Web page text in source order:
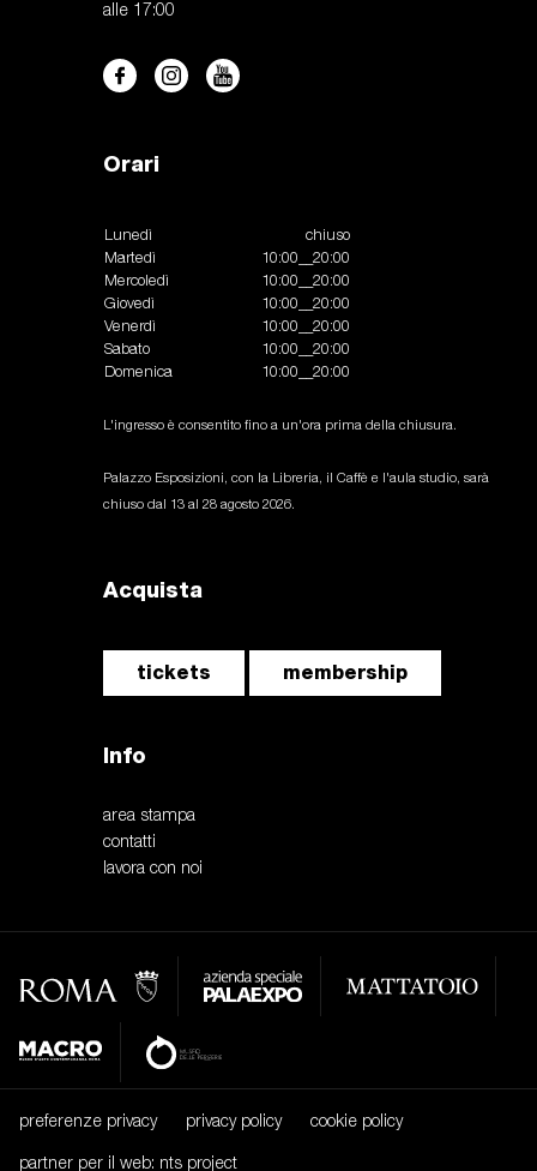
alle 17:00
Orari
Lunedì
chiuso
Martedì
10:00__20:00
Mercoledì
10:00__20:00
Giovedì
10:00__20:00
Venerdì
10:00__20:00
Sabato
10:00__20:00
Domenica
10:00__20:00
L'ingresso è consentito fino a un'ora prima della chiusura.
Palazzo Esposizioni, con la Libreria, il Caffè e l'aula studio, sarà
chiuso dal 13 al 28 agosto 2026.
Acquista
tickets membership
Info
area stampa
contatti
lavora con noi
preferenze privacy privacy policy cookie policy
partner per il web: nts project